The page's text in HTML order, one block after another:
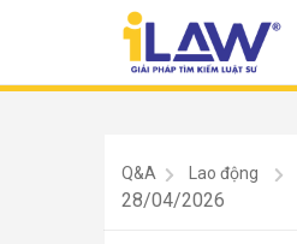
Q&A Lao động
28/04/2026